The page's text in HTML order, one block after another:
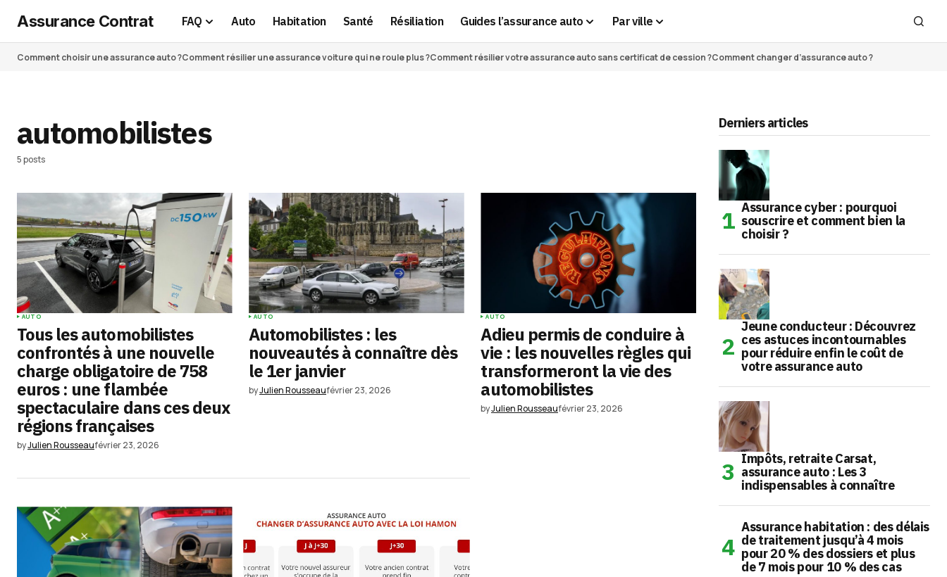
Assurance Contrat FAQ Auto Habitation Santé Résiliation Guides l’assurance auto Par ville
Comment choisir une assurance auto ?Comment résilier une assurance voiture qui ne roule plus ?Comment résilier votre assurance auto sans certificat de cession ?Comment changer d’assurance auto ?
automobilistes
5 posts
AUTO
Tous les automobilistes
confrontés à une nouvelle
charge obligatoire de 758
euros : une flambée
spectaculaire dans ces deux
régions françaises
byJulien Rousseaufévrier 23, 2026
AUTO
Automobilistes : les
nouveautés à connaître dès
le 1er janvier
byJulien Rousseaufévrier 23, 2026
AUTO
Adieu permis de conduire à
vie : les nouvelles règles qui
transformeront la vie des
automobilistes
byJulien Rousseaufévrier 23, 2026
Derniers articles
Assurance cyber : pourquoi
souscrire et comment bien la
choisir ?
Jeune conducteur : Découvrez
ces astuces incontournables
pour réduire enfin le coût de
votre assurance auto
Impôts, retraite Carsat,
assurance auto : Les 3
indispensables à connaître
Assurance habitation : des délais
de traitement jusqu’à 4 mois
pour 20 % des dossiers et plus
de 7 mois pour 10 % des cas